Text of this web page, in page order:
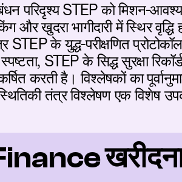
परिदृश्य STEP को मिशन-
खुदरा भागीदारी में स्थिर वृद्धि
STEP के युद्ध-परीक्षणित
STEP के सिद्ध सुरक्षा
करती है। विश्लेषकों का
तंत्र विश्लेषण एक विशेष
खरीदना